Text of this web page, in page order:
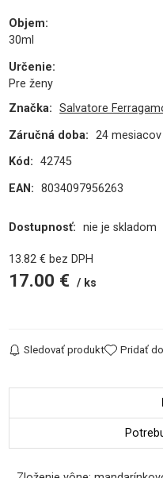
Objem:
30ml
Určenie:
Pre ženy
Značka: Salvatore
Záručná doba: 24 mesiacov
Kód: 42745
EAN: 8034097956263
Dostupnosť: nie je skladom
13.82 € bez DPH
17.00 € ks
Sledovať produkt Pridať